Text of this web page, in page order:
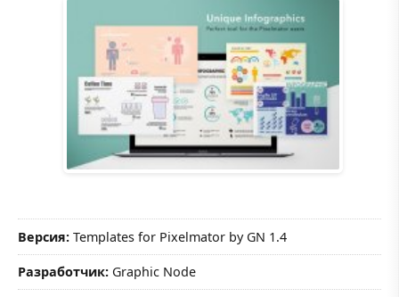
Версия: Templates for Pixelmator by GN 1.4
Разработчик: Graphic Node